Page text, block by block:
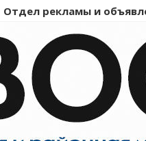
Отдел рекламы и